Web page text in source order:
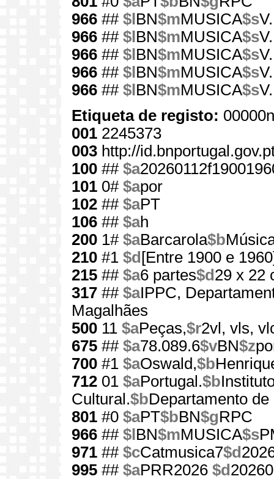
966 ## $l BN$mMUSICA$s
966 ## $l BN$mMUSICA$s
966 ## $l BN$mMUSICA$s
966 ## $l BN$mMUSICA$s
966 ## $l BN$mMUSICA$s
Etiqueta de registo:
001 2245373
003 http://
100 ## $a
101 0# $apor
102 ## $aPT
106 ## $ah
200 1# $aBarcarola$b
210 #1 $d [Entre 1900 e
215 ## $a6 partes$d 29 x 22
317 ## $aIPPC,
Magalhães
500 11 $aPeças,$r2vl, vls,
675 ## $a78.089.6$vBN$z
700 #1 $aOswald,$b
712 01 $aPortugal.$b
Cultural.$bDepartamento
801 #0 $aPT$bBN$gRPC
966 ## $l BN$mMUSICA$s
971 ## $cCatmusica7$d
995 ## $aPRR2026 $d